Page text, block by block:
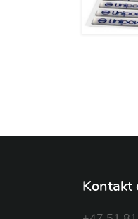
Kontakt